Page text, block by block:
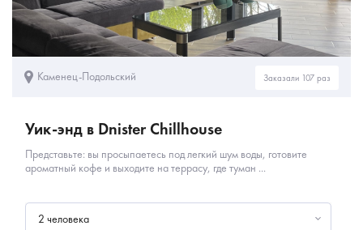
Каменец-Подольский Заказали 107 раз
Уик-энд в Dnister Chillhouse
Представьте: вы просыпаетесь под легкий шум воды, готовите
ароматный кофе и выходите на террасу, где туман ...
2 человека